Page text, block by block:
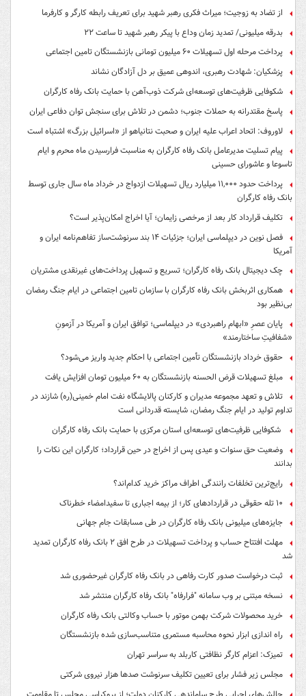
از تضاد به زوجیت؛ میراث فکری رهبر شهید برای تعریف رابطه کارگر و کارفرما
بدرقه میلیونی/ تمدید زمان وداع با پیکر رهبر شهید تا ساعت ۲۲
پرداخت مرحله اول تسهیلات ۶۰ میلیون تومانی بازنشستگان تامین اجتماعی
پزشکیان: شهادت رهبری، اندوهی عمیق بر دل آزادگان نشاند
شکوفایی ظرفیت‌های توسعه‌ای شرکت ذوب‌آهن با حمایت‌ بانک رفاه کارگران
پاسخ مقتدرانه به حملات جنوب؛ دشمن در تلاش برای سنجش توان دفاعی ایران
لاوروف: اتحاد اعراب علیه ایران و صحبت نتانیاهو از «اسرائیل بزرگ» اشتباه است
پیام تسلیت مدیرعامل بانک رفاه کارگران به مناسبت فرارسیدن ماه محرم و ایام
تاسوعا و عاشورای حسینی
پرداخت حدود ۱۱,۰۰۰ میلیارد ریال تسهیلات ازدواج در خرداد ماه سال جاری توسط
بانک رفاه کارگران
تکلیف قرارداد کار بعد از مرخصی زایمان؛ آیا اخراج امکان‌پذیر است؟
فصل نوین در دیپلماسی ایران؛ جزئیات ۱۴ بند سرنوشت‌ساز تفاهم‌نامه ایران و
آمریکا
چک دیجیتال بانک رفاه کارگران؛ تسریع و تسهیل پرداخت‌های غیرنقدی مشتریان
همکاری اثربخش بانک رفاه کارگران با سازمان تامین اجتماعی در ایام جنگ رمضان
بی‌نظیر بود
پایان عصرِ «ابهام راهبردی» در دیپلماسی؛ توافق ایران و آمریکا در آزمونِ
«شفافیتِ ساختارمند»
حقوق خرداد بازنشستگان تأمین اجتماعی با احکام جدید واریز می‌شود؟
مبلغ تسهیلات قرض الحسنه بازنشستگان به ۶۰ میلیون تومان افزایش یافت
تلاش و تعهد مجموعه مدیران و کارکنان پالایشگاه نفت امام خمینی(ره) شازند در
تداوم تولید در ایام جنگ رمضان، شایسته قدردانی است
شکوفایی ظرفیت‌های توسعه‌ای استان مرکزی با حمایت بانک رفاه کارگران
وضعیت حق سنوات و عیدی پس از اخراج در حین قرارداد؛ کارگران این نکات را
بدانند
رایج‌ترین تخلفات رانندگی اطراف مراکز خرید کدام‌اند؟
۱۰ تله حقوقی در قراردادهای کار؛ از بیمه اجباری تا سفیدامضاء خطرناک
جایزه‌های میلیونی بانک رفاه کارگران در طی مسابقات جام جهانی
مهلت افتتاح حساب و پرداخت تسهیلات در طرح افق ۲ بانک رفاه کارگران تمدید
شد
ثبت درخواست صدور کارت رفاهی در بانک رفاه کارگران غیرحضوری شد
نسخه مبتنی بر وب سامانه "فرارفاه" بانک رفاه کارگران منتشر شد
خرید محصولات شرکت بهمن موتور با حساب وکالتی بانک رفاه کارگران
راه اندازی ابزار نحوه محاسبه مستمری متناسب‌سازی شده بازنشستگان
تمیزک: اعزام کارگر نظافتی کاربلد به سراسر تهران
مجلس زیر فشار برای تعیین تکلیف سرنوشت صدها هزار نیروی شرکتی